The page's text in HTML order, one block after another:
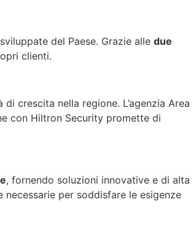
del Paese. Grazie alle due
clienti.
crescita nella regione. L’agenzia Area
con Hiltron Security promette di
, fornendo soluzioni innovative e di alta
per soddisfare le esigenze